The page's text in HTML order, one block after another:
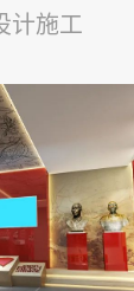
计施工